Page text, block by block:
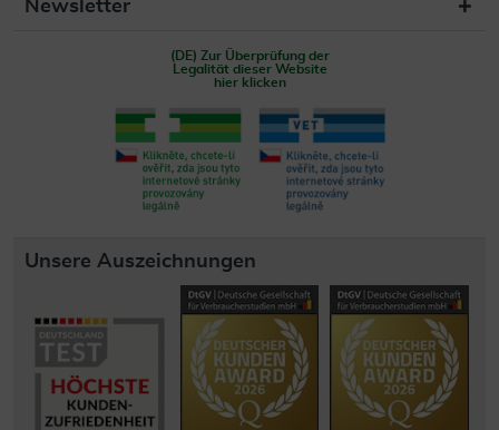
Newsletter
(DE) Zur Überprüfung der
Legalität dieser Website
hier klicken
Unsere Auszeichnungen